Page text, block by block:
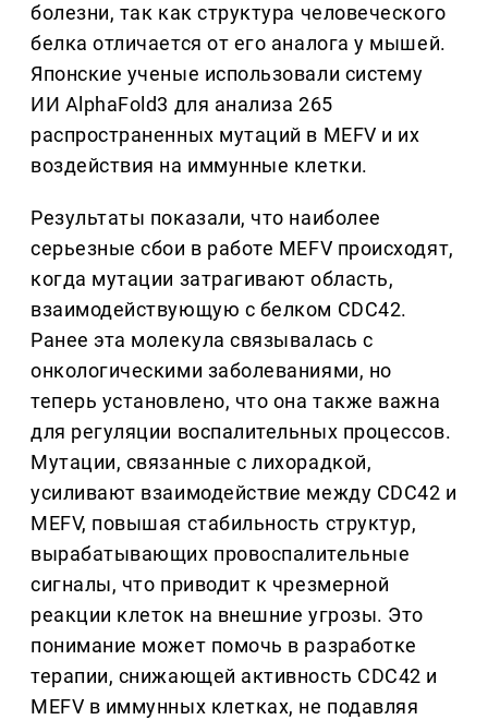
болезни, так как структура человеческого
белка отличается от его аналога у мышей.
Японские ученые использовали систему
ИИ AlphaFold3 для анализа 265
распространенных мутаций в MEFV и их
воздействия на иммунные клетки.
Результаты показали, что наиболее
серьезные сбои в работе MEFV происходят,
когда мутации затрагивают область,
взаимодействующую с белком CDC42.
Ранее эта молекула связывалась с
онкологическими заболеваниями, но
теперь установлено, что она также важна
для регуляции воспалительных процессов.
Мутации, связанные с лихорадкой,
усиливают взаимодействие между CDC42 и
MEFV, повышая стабильность структур,
вырабатывающих провоспалительные
сигналы, что приводит к чрезмерной
реакции клеток на внешние угрозы. Это
понимание может помочь в разработке
терапии, снижающей активность CDC42 и
MEFV в иммунных клетках, не подавляя